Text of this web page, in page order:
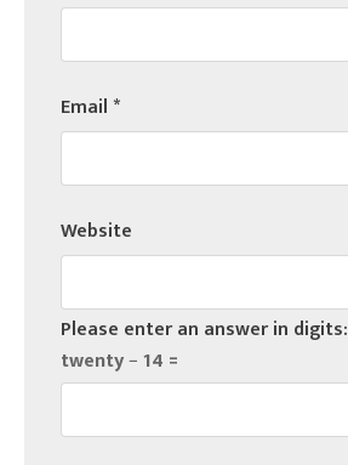
Email*
Website
Please enter an answer in digits:
twenty − 14 =